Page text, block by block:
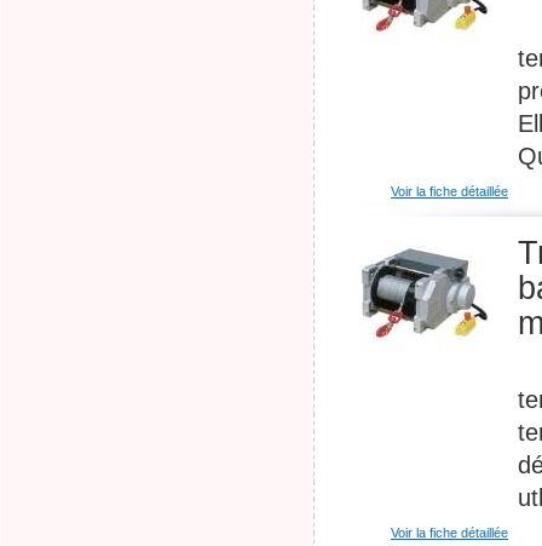
Voir la fiche détaillée
Voir la fiche détaillée